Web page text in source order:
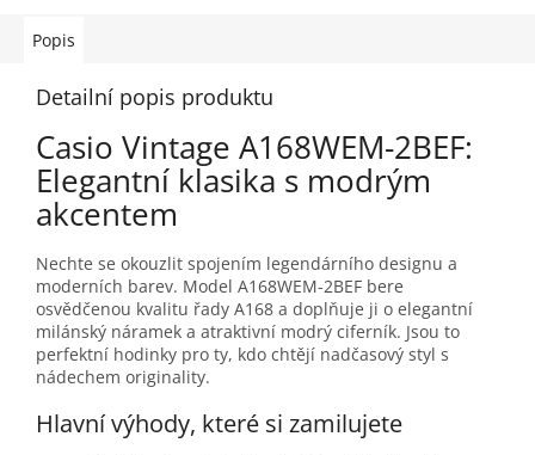
Popis
Detailní popis produktu
Casio Vintage A168WEM-2BEF:
Elegantní klasika s modrým
akcentem
Nechte se okouzlit spojením legendárního designu a
moderních barev. Model A168WEM-2BEF bere
osvědčenou kvalitu řady A168 a doplňuje ji o elegantní
milánský náramek a atraktivní modrý ciferník. Jsou to
perfektní hodinky pro ty, kdo chtějí nadčasový styl s
nádechem originality.
Hlavní výhody, které si zamilujete